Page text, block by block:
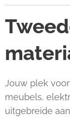
Jouw plek
meubels,
uitgebreide